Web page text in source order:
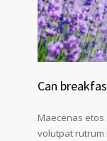
Can
Maecenas
volutpat rutrum